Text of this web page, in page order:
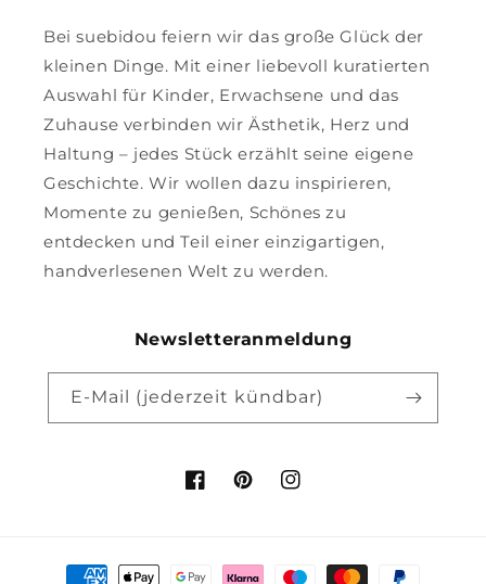
Bei suebidou feiern wir das große Glück der
kleinen Dinge. Mit einer liebevoll kuratierten
Auswahl für Kinder, Erwachsene und das
Zuhause verbinden wir Ästhetik, Herz und
Haltung – jedes Stück erzählt seine eigene
Geschichte. Wir wollen dazu inspirieren,
Momente zu genießen, Schönes zu
entdecken und Teil einer einzigartigen,
handverlesenen Welt zu werden.
Newsletteranmeldung
E-Mail (jederzeit kündbar)
FacebookPinterestInstagram
Zahlungsmethoden